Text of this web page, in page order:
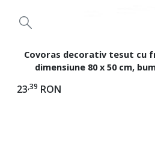
Covoras decorativ tesut cu
dimensiune 80 x 50 cm,
23,39 RON